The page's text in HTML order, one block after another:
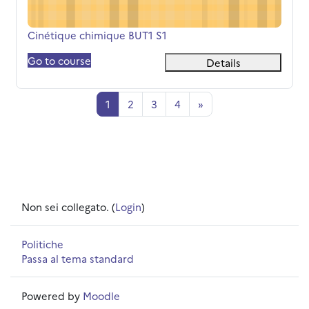
Titolo del corso
Cinétique chimique BUT1 S1
Go to course
Details
1 Pagina 1
2 Pagina 2
3 Pagina 3
4Pagina 4
»
Non sei collegato. (Login)
Politiche
Passa al tema standard
Powered by Moodle